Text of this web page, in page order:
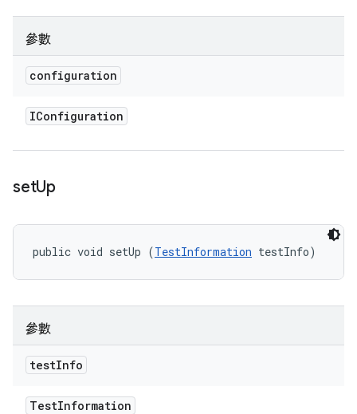
參數
configuration
IConfiguration
setUp
public void setUp (TestInformation testInfo)
參數
testInfo
TestInformation